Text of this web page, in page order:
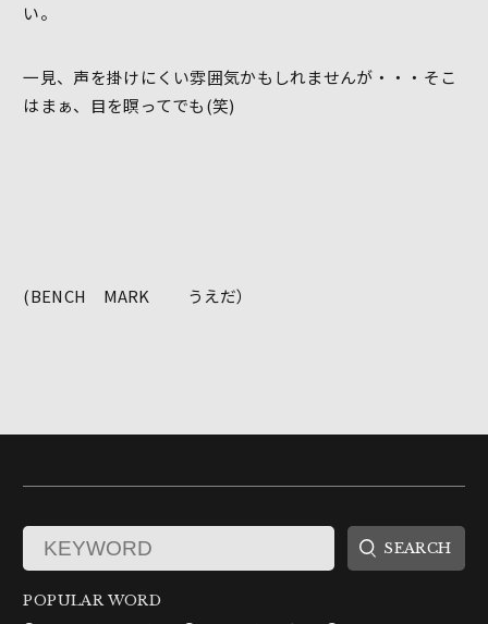
い。
一見、声を掛けにくい雰囲気かもしれませんが・・・そこ
はまぁ、目を瞑ってでも(笑)
(BENCH MARK うえだ）
POPULAR WORD